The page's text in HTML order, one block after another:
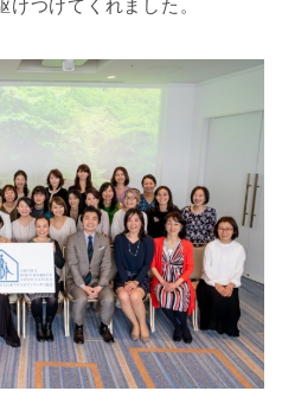
つけてくれました。